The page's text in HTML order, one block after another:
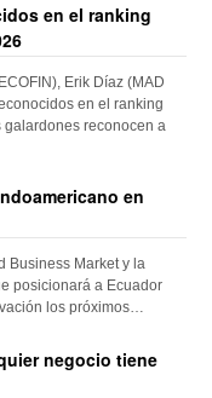
en el ranking
Erik Díaz (MAD
en el ranking
reconocen a
en
Business Market y la
posicionará a Ecuador
los próximos…
negocio tiene